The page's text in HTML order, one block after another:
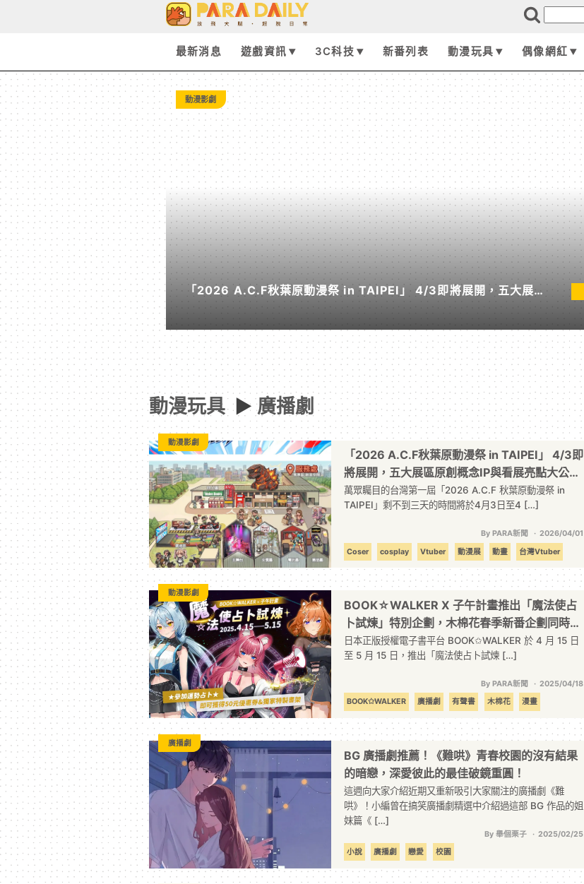
玩
具
►
廣
播
劇
-
Paradaily
-
遊
戲
｜
動
漫
二
次
元
｜
3C
科
最新消息 遊戲資訊 3C科技 新番列表 動漫玩具 偶像網紅
動漫影劇
「2026 A.C.F秋葉原動漫祭 in TAIPEI」 4/3即將展開，五大展區
原創概念IP與看展亮點大公開！
動漫玩具 ►廣播劇
動漫影劇
「2026 A.C.F秋葉原動漫祭 in TAIPEI」 4/3即
將展開，五大展區原創概念IP與看展亮點大公
開！
萬眾矚目的台灣第一屆「2026 A.C.F 秋葉原動漫祭 in
TAIPEI」剩不到三天的時間將於4月3日至4 […]
By PARA新聞
2026/04/01
Coser
cosplay Vtuber 動漫展 動畫 台灣Vtuber
女僕 女僕咖啡廳 模型 演唱會 漫畫 玩具 線下活動
動漫影劇
BOOK☆WALKER X 子午計畫推出「魔法使占
卜試煉」特別企劃，木棉花春季新番企劃同時開
跑
日本正版授權電子書平台 BOOK✩WALKER 於 4 月 15 日
至 5 月 15 日，推出「魔法使占卜試煉 […]
By PARA新聞
2025/04/18
BOOK✩WALKER
廣播劇 有聲書 木棉花 漫畫
廣播劇
BG 廣播劇推薦！《難哄》青春校園的沒有結果
的暗戀，深愛彼此的最佳破鏡重圓！
這週向大家介紹近期又重新吸引大家關注的廣播劇《難
哄》！小編曾在搞笑廣播劇精選中介紹過這部 BG 作品的姐
妹篇《 […]
By 舉個栗子
2025/02/25
小說
廣播劇 戀愛 校園